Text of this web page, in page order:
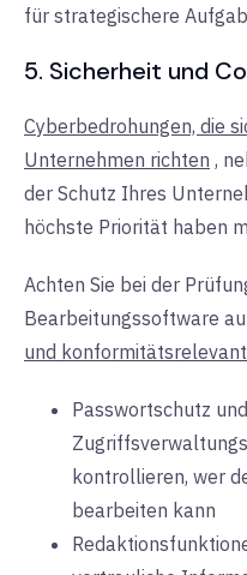
für strategischere
5. Sicherheit und
Cyberbedrohungen, die
Unternehmen richten ,
der Schutz Ihres
höchste Priorität haben
Achten Sie bei der
Bearbeitungssoftware
und
Passwortschutz und
kontrollieren, wer
bearbeiten kann